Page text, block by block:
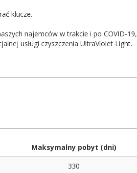
klucze.
najemców w trakcie i po COVID-19,
usługi czyszczenia UltraViolet Light.
Maksymalny pobyt (dni)
330